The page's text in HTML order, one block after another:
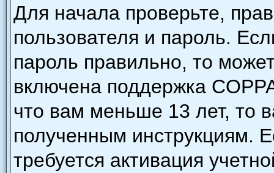
Для начала проверьте,
пользователя и пароль.
пароль правильно, то
включена поддержка
что вам меньше 13 лет, то
полученным инструкциям.
требуется активация